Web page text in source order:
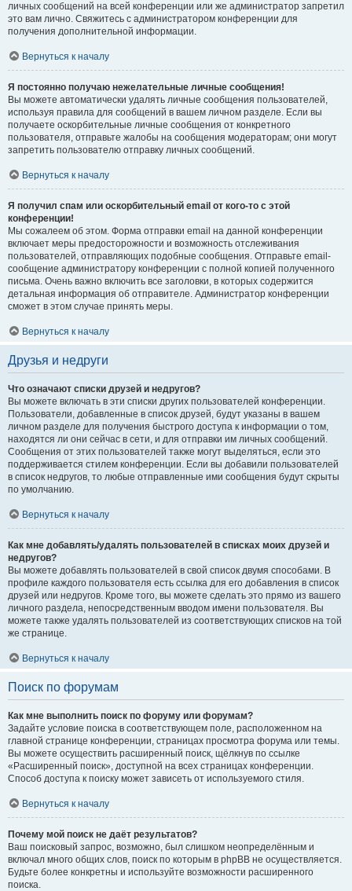
личных сообщений на всей конференции или же администратор запретил
это вам лично. Свяжитесь с администратором конференции для
получения дополнительной информации.
Вернуться к началу
Я постоянно получаю нежелательные личные сообщения!
Вы можете автоматически удалять личные сообщения пользователей,
используя правила для сообщений в вашем личном разделе. Если вы
получаете оскорбительные личные сообщения от конкретного
пользователя, отправьте жалобы на сообщения модераторам; они могут
запретить пользователю отправку личных сообщений.
Вернуться к началу
Я получил спам или оскорбительный email от кого-то с этой
конференции!
Мы сожалеем об этом. Форма отправки email на данной конференции
включает меры предосторожности и возможность отслеживания
пользователей, отправляющих подобные сообщения. Отправьте email-
сообщение администратору конференции с полной копией полученного
письма. Очень важно включить все заголовки, в которых содержится
детальная информация об отправителе. Администратор конференции
сможет в этом случае принять меры.
Вернуться к началу
Друзья и недруги
Что означают списки друзей и недругов?
Вы можете включать в эти списки других пользователей конференции.
Пользователи, добавленные в список друзей, будут указаны в вашем
личном разделе для получения быстрого доступа к информации о том,
находятся ли они сейчас в сети, и для отправки им личных сообщений.
Сообщения от этих пользователей также могут выделяться, если это
поддерживается стилем конференции. Если вы добавили пользователей
в список недругов, то любые отправленные ими сообщения будут скрыты
по умолчанию.
Вернуться к началу
Как мне добавлять/удалять пользователей в списках моих друзей и
недругов?
Вы можете добавлять пользователей в свой список двумя способами. В
профиле каждого пользователя есть ссылка для его добавления в список
друзей или недругов. Кроме того, вы можете сделать это прямо из вашего
личного раздела, непосредственным вводом имени пользователя. Вы
можете также удалять пользователей из соответствующих списков на той
же странице.
Вернуться к началу
Поиск по форумам
Как мне выполнить поиск по форуму или форумам?
Задайте условие поиска в соответствующем поле, расположенном на
главной странице конференции, страницах просмотра форума или темы.
Вы можете осуществить расширенный поиск, щёлкнув по ссылке
«Расширенный поиск», доступной на всех страницах конференции.
Способ доступа к поиску может зависеть от используемого стиля.
Вернуться к началу
Почему мой поиск не даёт результатов?
Ваш поисковый запрос, возможно, был слишком неопределённым и
включал много общих слов, поиск по которым в phpBB не осуществляется.
Будьте более конкретны и используйте возможности расширенного
поиска.